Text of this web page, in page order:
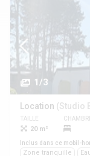
1/3
Location (Studio
TAILLE
20 m²
Inclus dans ce mobil-
Zone tranquille